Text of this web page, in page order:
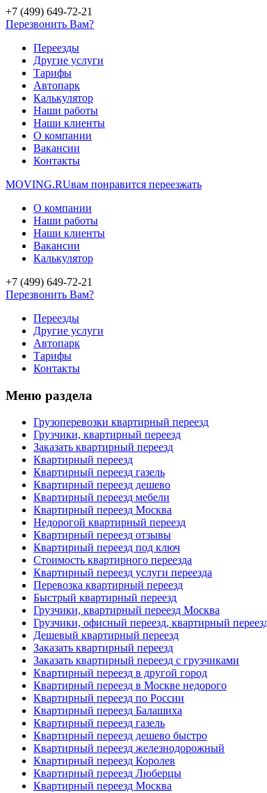
+7 (499) 649-72-21
Перезвонить Вам?
Переезды
Другие услуги
Тарифы
Автопарк
Калькулятор
Наши работы
Наши клиенты
О компании
Вакансии
Контакты
MOVING.RUвам понравится переезжать
О компании
Наши работы
Наши клиенты
Вакансии
Калькулятор
+7 (499) 649-72-21
Перезвонить Вам?
Переезды
Другие услуги
Автопарк
Тарифы
Контакты
Меню раздела
Грузоперевозки квартирный переезд
Грузчики, квартирный переезд
Заказать квартирный переезд
Квартирный переезд
Квартирный переезд газель
Квартирный переезд дешево
Квартирный переезд мебели
Квартирный переезд Москва
Недорогой квартирный переезд
Квартирный переезд отзывы
Квартирный переезд под ключ
Стоимость квартирного переезда
Квартирный переезд услуги переезда
Перевозка квартирный переезд
Быстрый квартирный переезд
Грузчики, квартирный переезд Москва
Грузчики, офисный переезд, квартирный
Дешевый квартирный переезд
Заказать квартирный переезд
Заказать квартирный переезд с грузчиками
Квартирный переезд в другой город
Квартирный переезд в Москве недорого
Квартирный переезд по России
Квартирный переезд Балашиха
Квартирный переезд газель
Квартирный переезд дешево быстро
Квартирный переезд железнодорожный
Квартирный переезд Королев
Квартирный переезд Люберцы
Квартирный переезд Москва